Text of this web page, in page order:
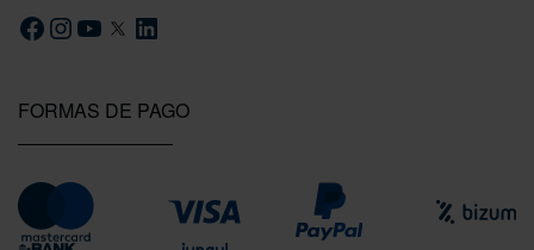
FORMAS DE PAGO